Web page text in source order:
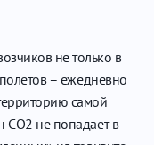
не только в
– ежедневно
самой
СО2 не попадает в